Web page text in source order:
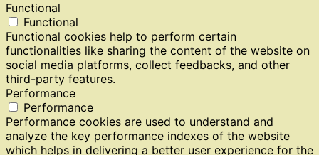
Functional
Functional
Functional cookies help to perform certain
functionalities like sharing the content of the website on
social media platforms, collect feedbacks, and other
third-party features.
Performance
Performance
Performance cookies are used to understand and
analyze the key performance indexes of the website
which helps in delivering a better user experience for the